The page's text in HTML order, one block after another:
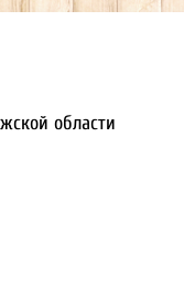
области